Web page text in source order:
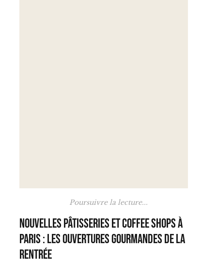
Poursuivre la lecture...
Nouvelles pâtisseries et coffee shops à
Paris : les ouvertures gourmandes de la
rentrée